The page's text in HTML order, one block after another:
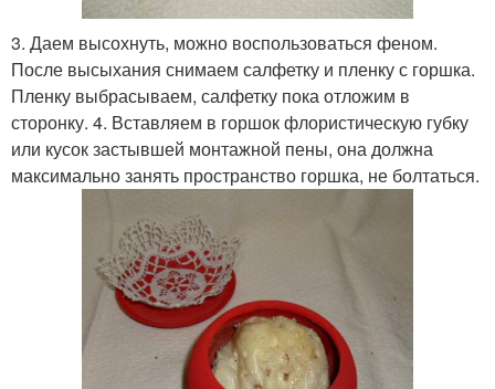
3. Даем высохнуть, можно воспользоваться феном.
После высыхания снимаем салфетку и пленку с горшка.
Пленку выбрасываем, салфетку пока отложим в
сторонку. 4. Вставляем в горшок флористическую губку
или кусок застывшей монтажной пены, она должна
максимально занять пространство горшка, не болтаться.